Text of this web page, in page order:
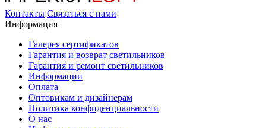
Контакты Связаться с нами
Информация
Галерея сертификатов
Гарантия и возврат светильников
Гарантия и ремонт светильников
Информации
Оплата
Оптовикам и дизайнерам
Политика конфиденциальности
О нас